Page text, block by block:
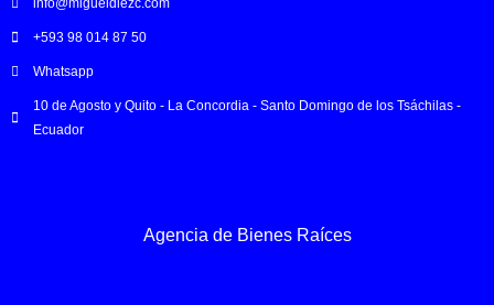
+593 98 014 87 50
Whatsapp
10 de Agosto y Quito - La Concordia - Santo Domingo de los Tsáchilas -
Ecuador
Agencia de Bienes Raíces